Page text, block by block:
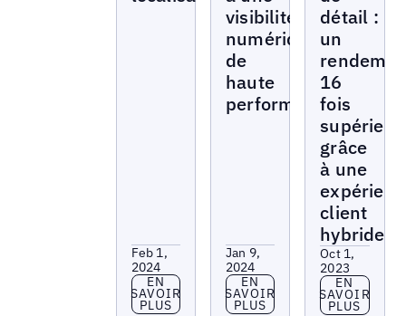
Feb 1,
2024
En savoir plus
EN
SAVOIR
PLUS
visibilité
numérique
de
haute
performance
Jan 9,
2024
En savoir plus
EN
SAVOIR
PLUS
détail :
un
16
fois
supérieur
grâce
à une
client
hybride
Oct 1,
2023
En savoir
EN
SAVOIR
PLUS